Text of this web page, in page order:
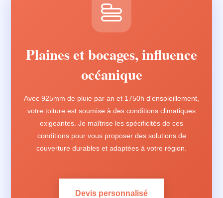
Plaines et bocages, influence
océanique
Avec 925mm de pluie par an et 1750h d'ensoleillement,
votre toiture est soumise à des conditions climatiques
exigeantes. Je maîtrise les spécificités de ces
conditions pour vous proposer des solutions de
couverture durables et adaptées à votre région.
Devis personnalisé